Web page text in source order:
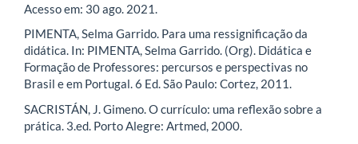
Acesso em: 30 ago. 2021.
PIMENTA, Selma Garrido. Para uma ressignificação da
didática. In: PIMENTA, Selma Garrido. (Org). Didática e
Formação de Professores: percursos e perspectivas no
Brasil e em Portugal. 6 Ed. São Paulo: Cortez, 2011.
SACRISTÁN, J. Gimeno. O currículo: uma reflexão sobre a
prática. 3.ed. Porto Alegre: Artmed, 2000.